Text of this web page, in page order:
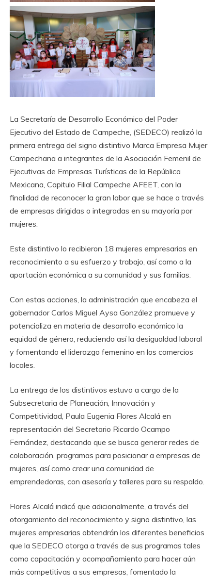
La Secretaría de Desarrollo Económico del Poder
Ejecutivo del Estado de Campeche, (SEDECO) realizó la
primera entrega del signo distintivo Marca Empresa Mujer
Campechana a integrantes de la Asociación Femenil de
Ejecutivas de Empresas Turísticas de la República
Mexicana, Capitulo Filial Campeche AFEET, con la
finalidad de reconocer la gran labor que se hace a través
de empresas dirigidas o integradas en su mayoría por
mujeres.
Este distintivo lo recibieron 18 mujeres empresarias en
reconocimiento a su esfuerzo y trabajo, así como a la
aportación económica a su comunidad y sus familias.
Con estas acciones, la administración que encabeza el
gobernador Carlos Miguel Aysa González promueve y
potencializa en materia de desarrollo económico la
equidad de género, reduciendo así la desigualdad laboral
y fomentando el liderazgo femenino en los comercios
locales.
La entrega de los distintivos estuvo a cargo de la
Subsecretaria de Planeación, Innovación y
Competitividad, Paula Eugenia Flores Alcalá en
representación del Secretario Ricardo Ocampo
Fernández, destacando que se busca generar redes de
colaboración, programas para posicionar a empresas de
mujeres, así como crear una comunidad de
emprendedoras, con asesoría y talleres para su respaldo.
Flores Alcalá indicó que adicionalmente, a través del
otorgamiento del reconocimiento y signo distintivo, las
mujeres empresarias obtendrán los diferentes beneficios
que la SEDECO otorga a través de sus programas tales
como capacitación y acompañamiento para hacer aún
más competitivas a sus empresas, fomentado la